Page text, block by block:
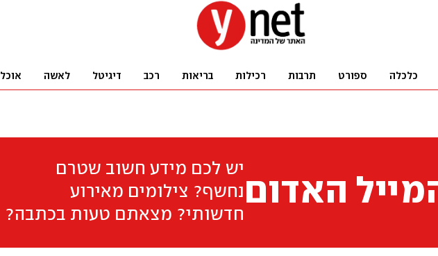
כלכלה ספורט תרבות רכילות בריאות רכב דיגיטל לאשה אוכל
האדום
יש לכם מידע חשוב שטרם
נחשף? צילומים מאירוע
חדשותי? מצאתם טעות בכתבה?